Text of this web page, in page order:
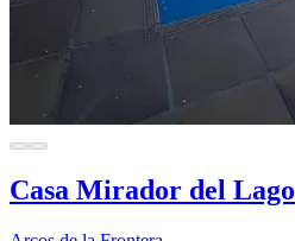
Casa Mirador del Lago